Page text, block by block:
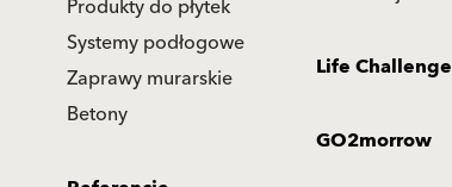
Produkty do płytek
Systemy podłogowe
Zaprawy murarskie
Betony
Life Challenge
GO2morrow